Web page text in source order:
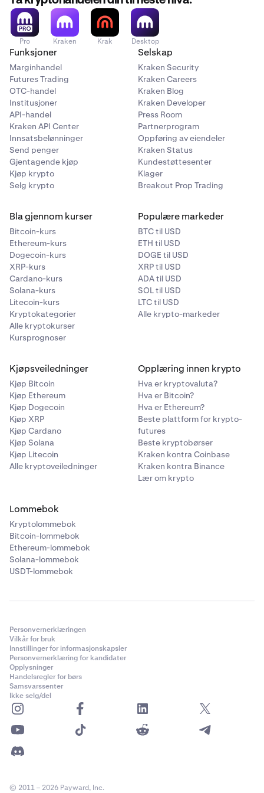
Vi anbefaler på det sterkeste å gå over til den nye Unified
innskuddsmetoden i god tid før 10. mars. Å handle nå vil
bidra til å unngå ulemper eller potensielle tap forbundet
med de gamle innskuddsmetodene. Du kan forberede
deg ved å slette eventuelle Smart Contract Kraken
innskuddsadresser du har lagret på eksterne plattformer
eller lommebøker.
Pro Kraken Krak Desktop
Funksjoner
Marginhandel
Futures Trading
OTC-handel
Institusjoner
API-handel
Kraken API Center
Innsatsbelønninger
Send penger
Gjentagende kjøp
Kjøp krypto
Selg krypto
Selskap
Kraken Security
Kraken Careers
Kraken Blog
Kraken Developer
Press Room
Partnerprogram
Oppføring av eiendeler
Kraken Status
Kundestøttesenter
Klager
Breakout Prop Trading
Bla gjennom kurser
Bitcoin-kurs
Ethereum-kurs
Dogecoin-kurs
XRP-kurs
Cardano-kurs
Solana-kurs
Litecoin-kurs
Kryptokategorier
Alle kryptokurser
Kursprognoser
Populære markeder
BTC til USD
ETH til USD
DOGE til USD
XRP til USD
ADA til USD
SOL til USD
LTC til USD
Alle krypto-markeder
Kjøpsveiledninger
Kjøp Bitcoin
Kjøp Ethereum
Kjøp Dogecoin
Kjøp XRP
Kjøp Cardano
Kjøp Solana
Kjøp Litecoin
Alle kryptoveiledninger
Opplæring innen krypto
Hva er kryptovaluta?
Hva er Bitcoin?
Hva er Ethereum?
Beste plattform for krypto-
futures
Beste kryptobørser
Kraken kontra Coinbase
Kraken kontra Binance
Lær om krypto
Lommebok
Kryptolommebok
Bitcoin-lommebok
Ethereum-lommebok
Solana-lommebok
USDT-lommebok
Personvernerklæringen
Vilkår for bruk
Innstillinger for informasjonskapsler
Personvernerklæring for kandidater
Opplysninger
Handelsregler for børs
Samsvarssenter
Ikke selg/del
© 2011 – 2026 Payward, Inc.